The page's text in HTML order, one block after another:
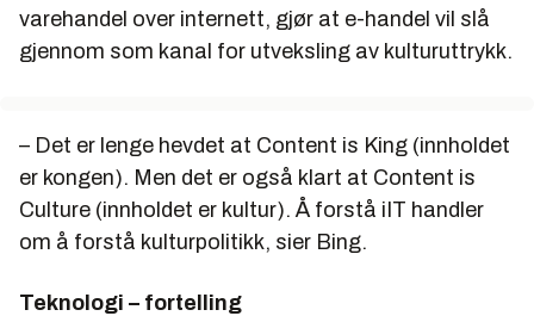
varehandel over internett, gjør at e-handel vil slå
gjennom som kanal for utveksling av kulturuttrykk.
– Det er lenge hevdet at Content is King (innholdet
er kongen). Men det er også klart at Content is
Culture (innholdet er kultur). Å forstå iIT handler
om å forstå kulturpolitikk, sier Bing.
Teknologi – fortelling